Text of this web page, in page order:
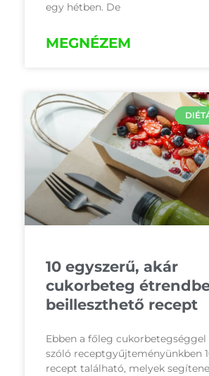
egy hétben. De
MEGNÉZEM
10 egyszerű, akár
cukorbeteg
beilleszthető recept
Ebben a főleg cukorbetegséggel
szóló receptgyűjteményünkben
recept található, melyek